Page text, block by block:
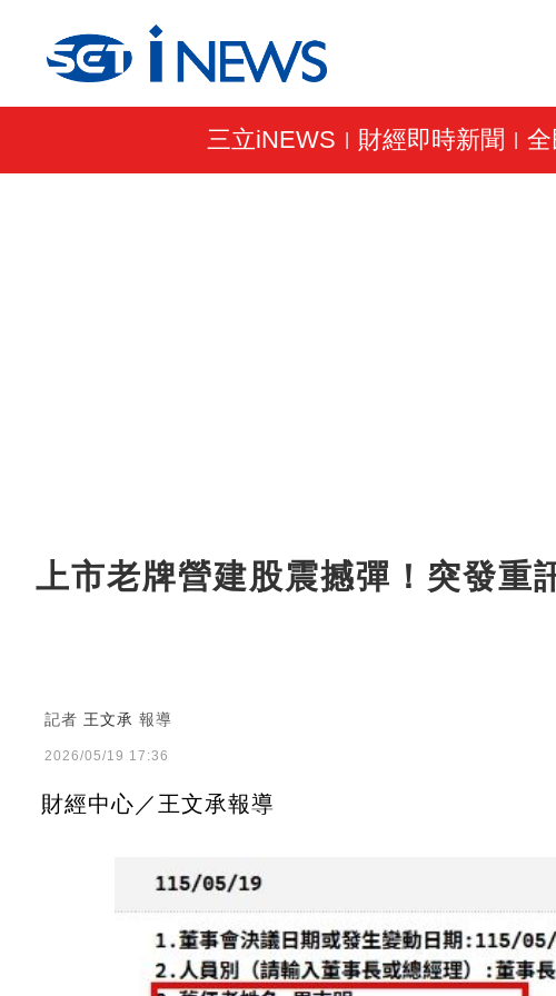
三立iNEWS 財經即時新聞
上市老牌營建股震撼彈！突發
記者 王文承 報導
2026/05/19 17:36
財經中心／王文承報導